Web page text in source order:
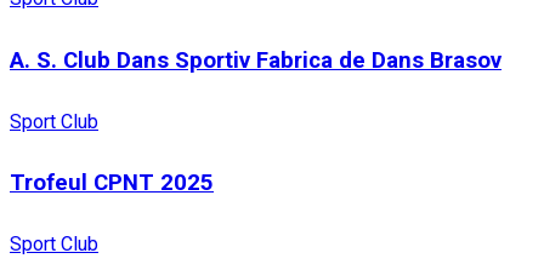
A. S. Club Dans Sportiv Fabrica de Dans Brasov
Sport Club
Trofeul CPNT 2025
Sport Club